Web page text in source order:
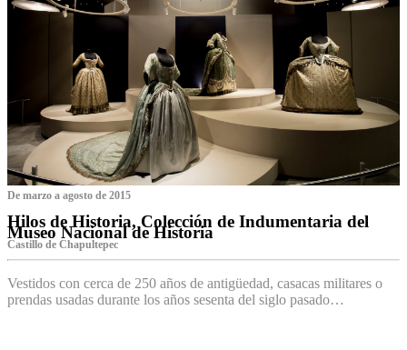
De marzo a agosto de 2015
Hilos de Historia, Colección de Indumentaria del
Museo Nacional de Historia
Castillo de Chapultepec
Vestidos con cerca de 250 años de antigüedad, casacas militares o
prendas usadas durante los años sesenta del siglo pasado…